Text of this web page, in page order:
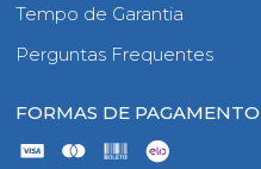
Tempo de Garantia
Perguntas Frequentes
FORMAS DE PAGAMENTO